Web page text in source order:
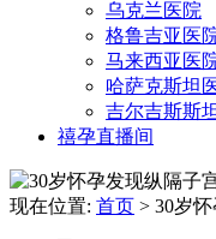
乌克兰医院
格鲁吉亚医
马来西亚医
哈萨克斯坦
吉尔吉斯斯
禧孕直播间
现在位置: 首页 > 30岁